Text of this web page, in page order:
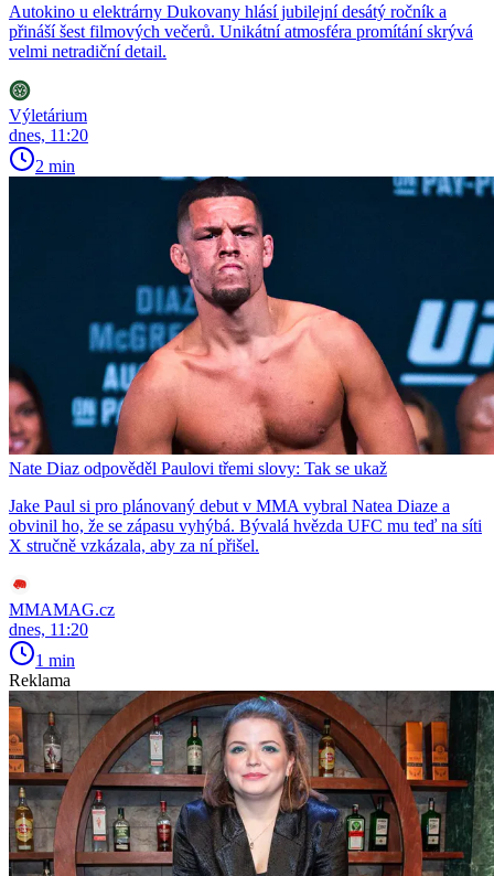
Autokino u elektrárny Dukovany hlásí jubilejní desátý ročník a
přináší šest filmových večerů. Unikátní atmosféra promítání skrývá
velmi netradiční detail.
Výletárium
dnes, 11:20
2 min
Nate Diaz odpověděl Paulovi třemi slovy: Tak se ukaž
Jake Paul si pro plánovaný debut v MMA vybral Natea Diaze a
obvinil ho, že se zápasu vyhýbá. Bývalá hvězda UFC mu teď na síti
X stručně vzkázala, aby za ní přišel.
MMAMAG.cz
dnes, 11:20
1 min
Reklama